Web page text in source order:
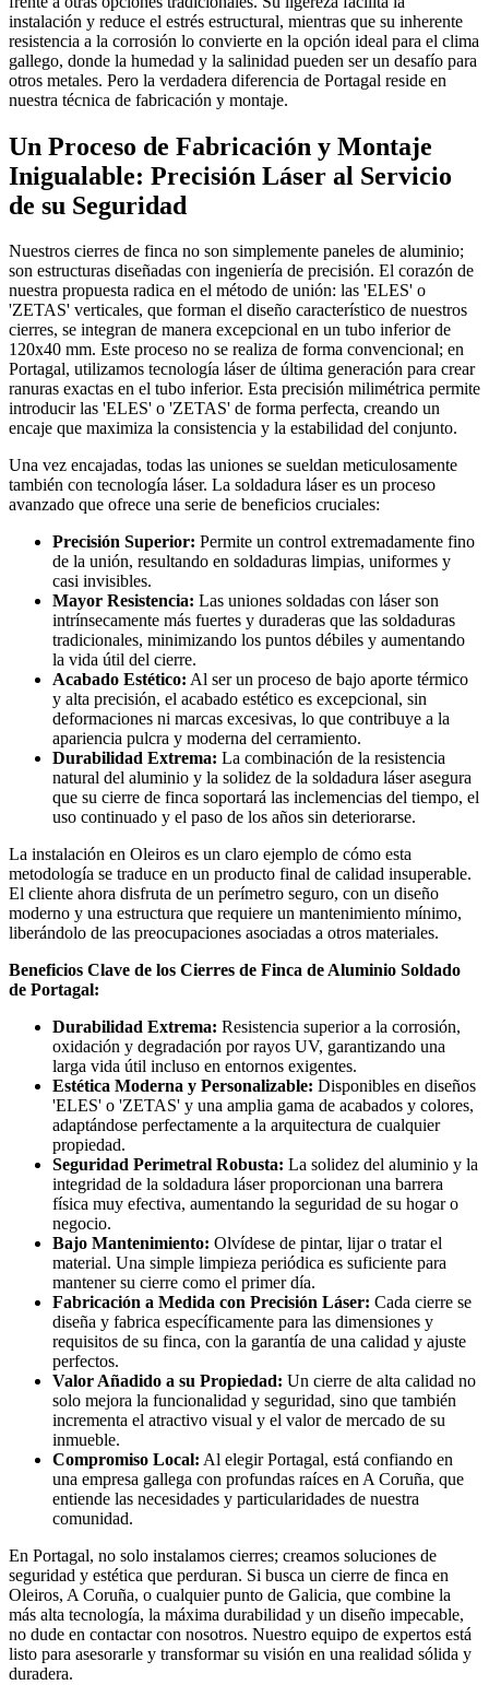
instalación y reduce el estrés estructural, mientras que su inherente
resistencia a la corrosión lo convierte en la opción ideal para el clima
gallego, donde la humedad y la salinidad pueden ser un desafío para
otros metales. Pero la verdadera diferencia de Portagal reside en
nuestra técnica de fabricación y montaje.
Un Proceso de Fabricación y Montaje
Inigualable: Precisión Láser al Servicio
de su Seguridad
Nuestros cierres de finca no son simplemente paneles de aluminio;
son estructuras diseñadas con ingeniería de precisión. El corazón de
nuestra propuesta radica en el método de unión: las 'ELES' o
'ZETAS' verticales, que forman el diseño característico de nuestros
cierres, se integran de manera excepcional en un tubo inferior de
120x40 mm. Este proceso no se realiza de forma convencional; en
Portagal, utilizamos tecnología láser de última generación para crear
ranuras exactas en el tubo inferior. Esta precisión milimétrica permite
introducir las 'ELES' o 'ZETAS' de forma perfecta, creando un
encaje que maximiza la consistencia y la estabilidad del conjunto.
Una vez encajadas, todas las uniones se sueldan meticulosamente
también con tecnología láser. La soldadura láser es un proceso
avanzado que ofrece una serie de beneficios cruciales:
Precisión Superior: Permite un control extremadamente fino
de la unión, resultando en soldaduras limpias, uniformes y
casi invisibles.
Mayor Resistencia: Las uniones soldadas con láser son
intrínsecamente más fuertes y duraderas que las soldaduras
tradicionales, minimizando los puntos débiles y aumentando
la vida útil del cierre.
Acabado Estético: Al ser un proceso de bajo aporte térmico
y alta precisión, el acabado estético es excepcional, sin
deformaciones ni marcas excesivas, lo que contribuye a la
apariencia pulcra y moderna del cerramiento.
Durabilidad Extrema: La combinación de la resistencia
natural del aluminio y la solidez de la soldadura láser asegura
que su cierre de finca soportará las inclemencias del tiempo, el
uso continuado y el paso de los años sin deteriorarse.
La instalación en Oleiros es un claro ejemplo de cómo esta
metodología se traduce en un producto final de calidad insuperable.
El cliente ahora disfruta de un perímetro seguro, con un diseño
moderno y una estructura que requiere un mantenimiento mínimo,
liberándolo de las preocupaciones asociadas a otros materiales.
Beneficios Clave de los Cierres de Finca de Aluminio Soldado
de Portagal:
Durabilidad Extrema: Resistencia superior a la corrosión,
oxidación y degradación por rayos UV, garantizando una
larga vida útil incluso en entornos exigentes.
Estética Moderna y Personalizable: Disponibles en diseños
'ELES' o 'ZETAS' y una amplia gama de acabados y colores,
adaptándose perfectamente a la arquitectura de cualquier
propiedad.
Seguridad Perimetral Robusta: La solidez del aluminio y la
integridad de la soldadura láser proporcionan una barrera
física muy efectiva, aumentando la seguridad de su hogar o
negocio.
Bajo Mantenimiento: Olvídese de pintar, lijar o tratar el
material. Una simple limpieza periódica es suficiente para
mantener su cierre como el primer día.
Fabricación a Medida con Precisión Láser: Cada cierre se
diseña y fabrica específicamente para las dimensiones y
requisitos de su finca, con la garantía de una calidad y ajuste
perfectos.
Valor Añadido a su Propiedad: Un cierre de alta calidad no
solo mejora la funcionalidad y seguridad, sino que también
incrementa el atractivo visual y el valor de mercado de su
inmueble.
Compromiso Local: Al elegir Portagal, está confiando en
una empresa gallega con profundas raíces en A Coruña, que
entiende las necesidades y particularidades de nuestra
comunidad.
En Portagal, no solo instalamos cierres; creamos soluciones de
seguridad y estética que perduran. Si busca un cierre de finca en
Oleiros, A Coruña, o cualquier punto de Galicia, que combine la
más alta tecnología, la máxima durabilidad y un diseño impecable,
no dude en contactar con nosotros. Nuestro equipo de expertos está
listo para asesorarle y transformar su visión en una realidad sólida y
duradera.